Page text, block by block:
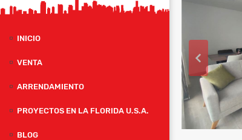
INICIO
VENTA
ARRENDAMIENTO
PROYECTOS EN LA FLORIDA U.S.A.
BLOG